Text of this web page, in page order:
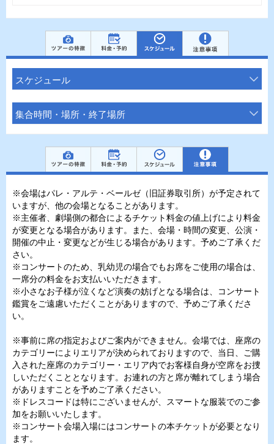
スケジュール
集合時間・場所・終了場所
※会場はパレ・アルテ・ベールゼ（旧証券取引所）が予定されて
いますが、他の会場となることがあります。
※主催者、劇場側の都合によるチケット料金の値上げにより料金
が変更となる場合があります。また、会場・時間の変更、公演・
開催の中止・変更などが生じる場合があります。予めご了承くだ
さい。
※コンサートのため、乳幼児の場合でもお席をご使用の場合は、
一席分の料金をお支払いいただきます。
※小さなお子様が泣くなど演奏の妨げとなる場合は、コンサート
鑑賞をご遠慮いただくことがありますので、予めご了承くださ
い。
※事前に席の指定およびご案内ができません。会場では、座席の
カテゴリーによりエリアが決められておりますので、当日、ご購
入された座席のカテゴリー・エリア内でお客様自身が空席をお捜
しいただくこととなります。お連れの方と席が離れてしまう場合
がありますことを予めご了承ください。
※ドレスコードは特にございませんが、スマートな服装でのご参
加をお願いいたします。
※コンサート会場入場にはコンサートの本チケットが必要となり
ます。